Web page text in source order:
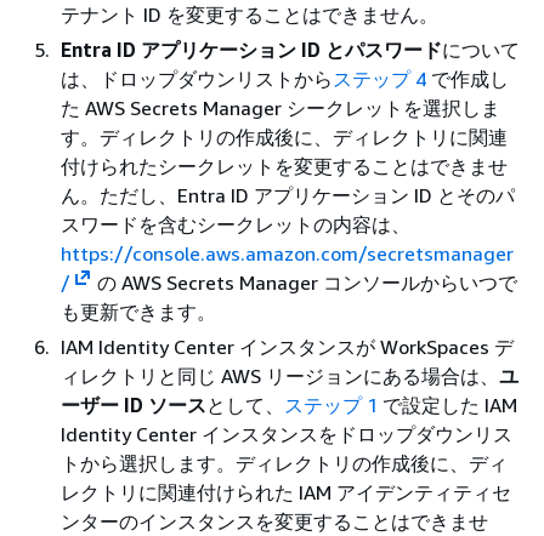
テナント ID を変更することはできません。
Entra ID アプリケーション ID とパスワードについて
は、ドロップダウンリストから ステップ 4 で作成し
た AWS Secrets Manager シークレットを選択しま
す。ディレクトリの作成後に、ディレクトリに関連
付けられたシークレットを変更することはできませ
ん。ただし、Entra ID アプリケーション ID とそのパ
スワードを含むシークレットの内容は、
https://console.aws.amazon.com/secretsmanager
/
の AWS Secrets Manager コンソールからいつで
も更新できます。
IAM Identity Center インスタンスが WorkSpaces デ
ィレクトリと同じ AWS リージョンにある場合は、 ユ
ーザー ID ソースとして、 ステップ 1 で設定した IAM
Identity Center インスタンスをドロップダウンリス
トから選択します。ディレクトリの作成後に、ディ
レクトリに関連付けられた IAM アイデンティティセ
ンターのインスタンスを変更することはできませ